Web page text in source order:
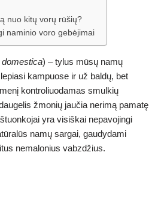
nuo kitų vorų rūšių?
naminio voro gebėjimai
domestica) – tylus mūsų namų
kampuose ir už baldų, bet
kontroliuodamas smulkių
žmonių jaučia nerimą pamatę
yra visiškai nepavojingi
namų sargai, gaudydami
nemalonius vabzdžius.